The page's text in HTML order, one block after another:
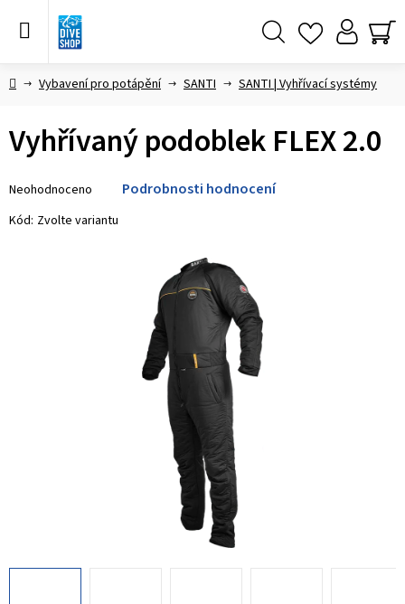
DomůVybavení pro potápění SANTI SANTI | Vyhřívací systémy
Vyhřívaný podoblek FLEX 2.0
hodnocení
produktu
Neohodnoceno Podrobnosti hodnocení
Kód: Zvolte variantu